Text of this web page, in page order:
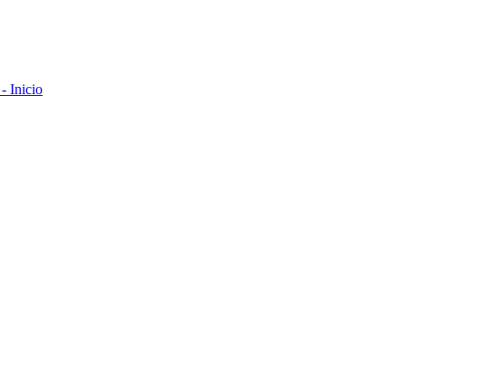
- Inicio